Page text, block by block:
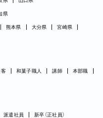
県
熊本県 大分県
宮崎県
客 和菓子職人 講師
本部職
派遣社員 新卒（正社員）